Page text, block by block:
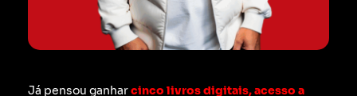
Já pensou ganharcinco livros digitais, acesso a